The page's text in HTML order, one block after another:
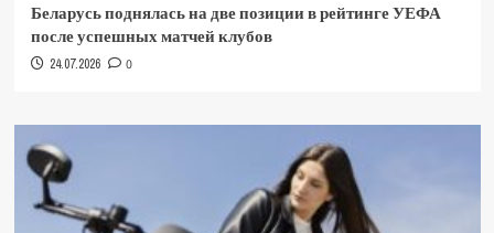
Беларусь поднялась на две позиции в рейтинге УЕФА
после успешных матчей клубов
24.07.2026 0